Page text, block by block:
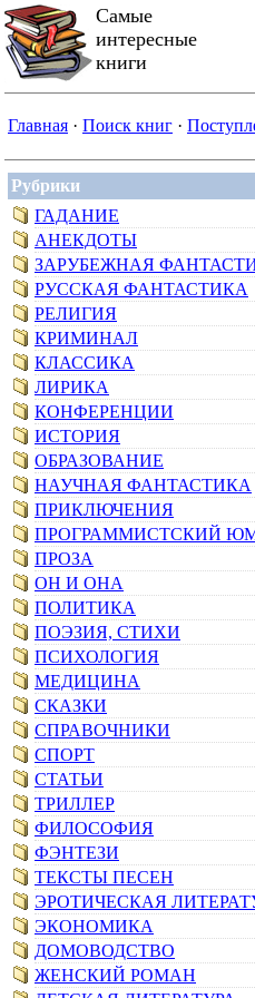
Самые
интересные
книги
Главная · Поиск книг ·
Рубрики
ГАДАНИЕ
АНЕКДОТЫ
ЗАРУБЕЖНАЯ
РУССКАЯ ФАНТАСТИКА
РЕЛИГИЯ
КРИМИНАЛ
КЛАССИКА
ЛИРИКА
КОНФЕРЕНЦИИ
ИСТОРИЯ
ОБРАЗОВАНИЕ
НАУЧНАЯ ФАНТАСТИКА
ПРИКЛЮЧЕНИЯ
ПРОГРАММИСТСКИЙ
ПРОЗА
ОН И ОНА
ПОЛИТИКА
ПОЭЗИЯ, СТИХИ
ПСИХОЛОГИЯ
МЕДИЦИНА
СКАЗКИ
СПРАВОЧНИКИ
СПОРТ
СТАТЬИ
ТРИЛЛЕР
ФИЛОСОФИЯ
ФЭНТЕЗИ
ТЕКСТЫ ПЕСЕН
ЭРОТИЧЕСКАЯ
ЭКОНОМИКА
ДОМОВОДСТВО
ЖЕНСКИЙ РОМАН